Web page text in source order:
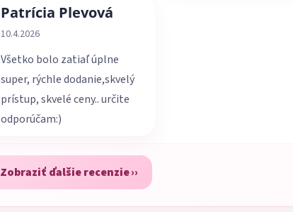
Patrícia Plevová
Hodnotenie obchodu je 5 z 5 hviezdičiek.
10.4.2026
Všetko bolo zatiaľ úplne
super, rýchle dodanie,skvelý
prístup, skvelé ceny.. určite
odporúčam:)
Zobraziť ďalšie recenzie